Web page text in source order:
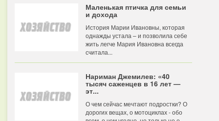
Маленькая птичка для семьи
и дохода
История Марии Ивановны, которая
однажды устала – и позволила себе
жить легче Мария Ивановна всегда
считала...
Нариман Джемилев: «40
тысяч саженцев в 16 лет —
эт...
О чем сейчас мечтают подростки? О
дорогих вещах, о мотоциклах - обо